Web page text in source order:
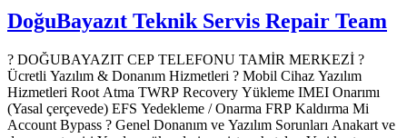
DoğuBayazıt Teknik Servis Repair Team
? DOĞUBAYAZIT CEP TELEFONU TAMİR MERKEZİ ?️
Ücretli Yazılım & Donanım Hizmetleri ? Mobil Cihaz Yazılım
Hizmetleri Root Atma TWRP Recovery Yükleme IMEI Onarımı
(Yasal çerçevede) EFS Yedekleme / Onarma FRP Kaldırma Mi
Account Bypass ? Genel Donanım ve Yazılım Sorunları Anakart ve